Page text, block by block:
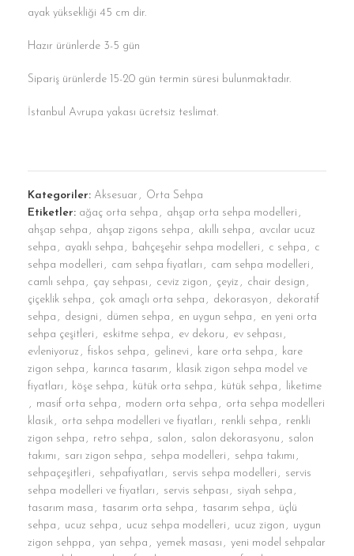
ayak yüksekliği 45 cm dir.
Hazır ürünlerde 3-5 gün
Sipariş ürünlerde 15-20 gün termin süresi bulunmaktadır.
İstanbul Avrupa yakası ücretsiz teslimat.
Kategoriler: Aksesuar , Orta Sehpa
Etiketler: ağaç orta sehpa , ahşap orta sehpa modelleri ,
ahşap sehpa , ahşap zigons sehpa , akıllı sehpa , avcılar ucuz
sehpa , ayaklı sehpa , bahçeşehir sehpa modelleri , c sehpa , c
sehpa modelleri , cam sehpa fiyatları , cam sehpa modelleri ,
camlı sehpa , çay sehpası , ceviz zigon , çeyiz , chair design ,
çiçeklik sehpa , çok amaçlı orta sehpa , dekorasyon , dekoratif
sehpa , designi , dümen sehpa , en uygun sehpa , en yeni orta
sehpa çeşitleri , eskitme sehpa , ev dekoru , ev sehpası ,
evleniyoruz , fiskos sehpa , gelinevi , kare orta sehpa , kare
zigon sehpa , karınca tasarım , klasik zigon sehpa model ve
fiyatları , köşe sehpa , kütük orta sehpa , kütük sehpa , liketime
, masif orta sehpa , modern orta sehpa , orta sehpa modelleri
klasik, orta sehpa modelleri ve fiyatları , renkli sehpa , renkli
zigon sehpa , retro sehpa , salon , salon dekorasyonu , salon
takımı , sarı zigon sehpa , sehpa modelleri , sehpa takımı ,
sehpaçeşitleri , sehpafiyatları , servis sehpa modelleri , servis
sehpa modelleri ve fiyatları , servis sehpası , siyah sehpa ,
tasarım masa , tasarım orta sehpa , tasarım sehpa , üçlü
sehpa , ucuz sehpa , ucuz sehpa modelleri , ucuz zigon , uygun
zigon sehppa , yan sehpa , yemek masası , yeni model sehpalar